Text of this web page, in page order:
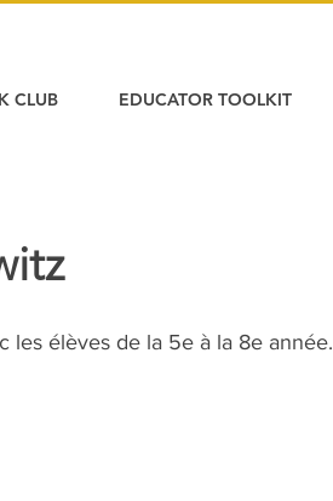
CLUB EDUCATOR TOOLKIT
les élèves de la 5e à la 8e année.